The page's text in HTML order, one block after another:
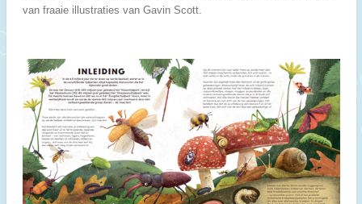
van fraaie illustraties van Gavin Scott.